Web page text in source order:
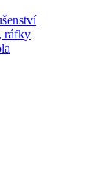
ráfky